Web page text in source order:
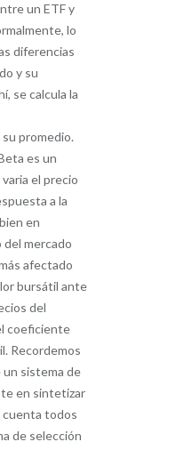
un ETF y
lo
diferencias
y su
se calcula la
promedio.
es un
el precio
a la
en
mercado
afectado
bursátil ante
del
coeficiente
Recordemos
un sistema de
en sintetizar
cuenta todos
de selección